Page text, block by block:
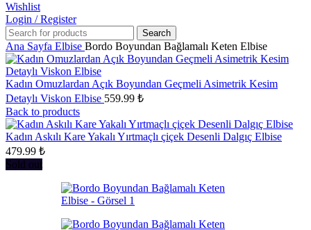
Wishlist
Login / Register
Search
Ana Sayfa Elbise Bordo Boyundan Bağlamalı Keten Elbise
Kadın Omuzlardan Açık Boyundan Geçmeli Asimetrik Kesim
Detaylı Viskon Elbise 559.99 ₺
Back to products
Kadın Askılı Kare Yakalı Yırtmaçlı çiçek Desenli Dalgıç Elbise
479.99 ₺
Sold out